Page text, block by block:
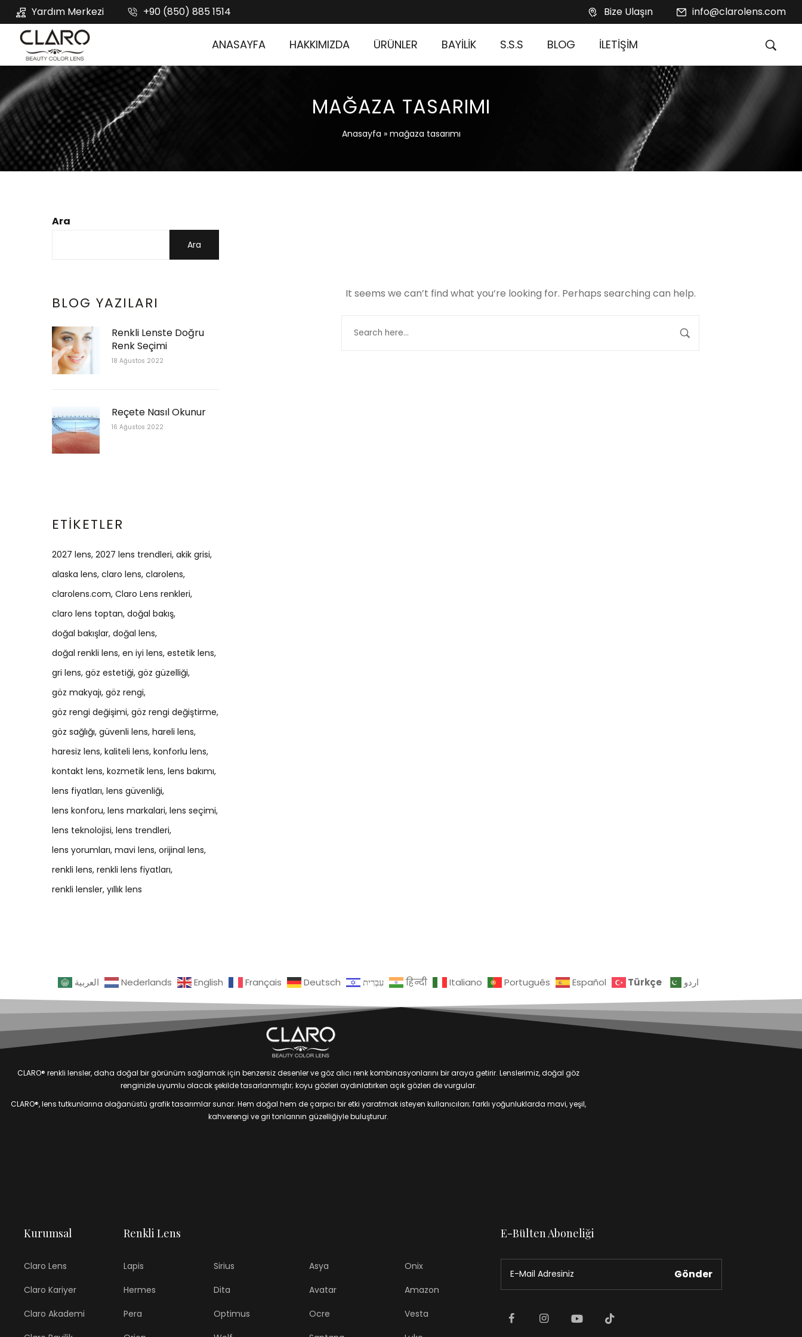
Yardım Merkezi +90 (850) 885 1514 Bize Ulaşın info@clarolens.com
ANASAYFA HAKKIMIZDA ÜRÜNLER BAYİLİK S.S.S BLOG İLETİŞİM
MAĞAZA TASARIMI
Anasayfa » mağaza tasarımı
Ara
Ara
BLOG YAZILARI
Renkli Lenste Doğru
Renk Seçimi
18 Ağustos 2022
Reçete Nasıl Okunur
16 Ağustos 2022
ETIKETLER
2027 lens 2027 lens trendleri akik grisi
alaska lens claro lens clarolens
clarolens.com Claro Lens renkleri
claro lens toptan doğal bakış
doğal bakışlar doğal lens
doğal renkli lens en iyi lens estetik lens
gri lens göz estetiği göz güzelliği
göz makyajı göz rengi
göz rengi değişimi göz rengi değiştirme
göz sağlığı güvenli lens hareli lens
haresiz lens kaliteli lens konforlu lens
kontakt lens kozmetik lens lens bakımı
lens fiyatları lens güvenliği
lens konforu lens markalari lens seçimi
lens teknolojisi lens trendleri
lens yorumları mavi lens orijinal lens
renkli lens renkli lens fiyatları
renkli lensler yıllık lens
It seems we can’t find what you’re looking for. Perhaps searching can help.
العربية Nederlands English Français Deutsch עִבְרִית हिन्दी Italiano Português Español Türkçe اردو
CLARO® renkli lensler, daha doğal bir görünüm sağlamak için benzersiz desenler ve göz alıcı renk kombinasyonlarını bir araya getirir. Lenslerimiz, doğal göz
renginizle uyumlu olacak şekilde tasarlanmıştır; koyu gözleri aydınlatırken açık gözleri de vurgular.
CLARO®, lens tutkunlarına olağanüstü grafik tasarımlar sunar. Hem doğal hem de çarpıcı bir etki yaratmak isteyen kullanıcıları; farklı yoğunluklarda mavi, yeşil,
kahverengi ve gri tonlarının güzelliğiyle buluşturur.
Kurumsal
Claro Lens
Claro Kariyer
Claro Akademi
Renkli Lens
Lapis
Hermes
Pera
Sirius
Dita
Optimus
Asya
Avatar
Ocre
Onix
Amazon
Vesta
E-Bülten Aboneliği
Gönder